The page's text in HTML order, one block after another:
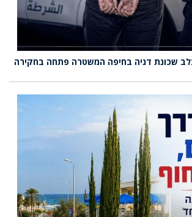
שכונת דניה בחיפה המשטרה פתחה בחקירה